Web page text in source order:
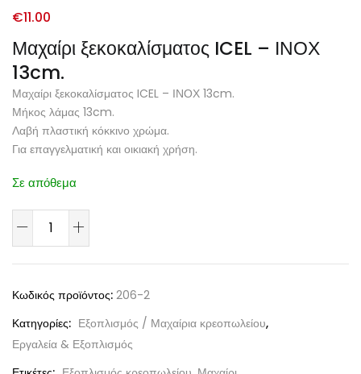
Μαχαίρι ξεκοκαλίσματος ICEL – ΙΝΟΧ
13cm.
€11.00
Μαχαίρι ξεκοκαλίσματος ICEL – ΙΝΟΧ 13cm.
Μήκος λάμας 13cm.
Λαβή πλαστική κόκκινο χρώμα.
Για επαγγελματική και οικιακή χρήση.
Σε απόθεμα
Κωδικός προϊόντος: 206-2
Κατηγορίες: Εξοπλισμός / Μαχαίρια κρεοπωλείου,
Εργαλεία & Εξοπλισμός